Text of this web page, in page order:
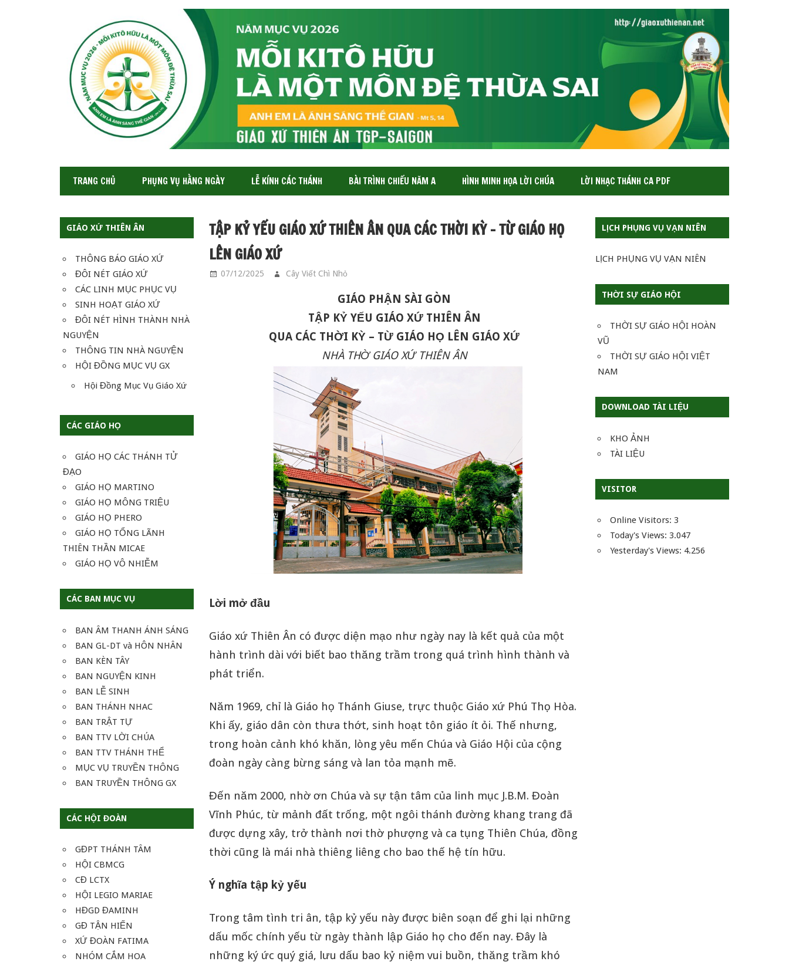
XỨ
THIÊN
ÂN-
SAIGON
TRANG CHỦ PHỤNG VỤ HẰNG NGÀY LỄ KÍNH CÁC THÁNH BÀI TRÌNH CHIẾU NĂM A HÌNH MINH HỌA LỜI CHÚA LỜI NHẠC THÁNH CA PDF
GIÁO XỨ THIÊN ÂN
THÔNG BÁO GIÁO XỨ
ĐÔI NÉT GIÁO XỨ
CÁC LINH MỤC PHỤC VỤ
SINH HOẠT GIÁO XỨ
ĐÔI NÉT HÌNH THÀNH NHÀ
NGUYỆN
THÔNG TIN NHÀ NGUYỆN
HỘI ĐỒNG MỤC VỤ GX
Hội Đồng Mục Vụ Giáo Xứ
CÁC GIÁO HỌ
GIÁO HỌ CÁC THÁNH TỬ
ĐẠO
GIÁO HỌ MARTINO
GIÁO HỌ MÔNG TRIỆU
GIÁO HỌ PHERO
GIÁO HỌ TỔNG LÃNH
THIÊN THẦN MICAE
GIÁO HỌ VÔ NHIỄM
CÁC BAN MỤC VỤ
BAN ÂM THANH ÁNH SÁNG
BAN GL-DT và HÔN NHÂN
BAN KÈN TÂY
BAN NGUYỆN KINH
BAN LỄ SINH
BAN THÁNH NHAC
BAN TRẬT TỰ
BAN TTV LỜI CHÚA
BAN TTV THÁNH THỂ
MỤC VỤ TRUYỀN THÔNG
BAN TRUYỀN THÔNG GX
CÁC HỘI ĐOÀN
GĐPT THÁNH TÂM
HỘI CBMCG
CĐ LCTX
HỘI LEGIO MARIAE
HĐGD ĐAMINH
GĐ TẬN HIẾN
XỨ ĐOÀN FATIMA
NHÓM CẮM HOA
TẬP KỶ YẾU GIÁO XỨ THIÊN ÂN QUA CÁC THỜI KỲ – TỪ GIÁO HỌ
LÊN GIÁO XỨ
07/12/2025 Cây Viết Chì Nhỏ
GIÁO PHẬN SÀI GÒN
TẬP KỶ YẾU GIÁO XỨ THIÊN ÂN
QUA CÁC THỜI KỲ – TỪ GIÁO HỌ LÊN GIÁO XỨ
NHÀ THỜ GIÁO XỨ THIÊN ÂN
Lời mở đầu
Giáo xứ Thiên Ân có được diện mạo như ngày nay là kết quả của một
hành trình dài với biết bao thăng trầm trong quá trình hình thành và
phát triển.
Năm 1969, chỉ là Giáo họ Thánh Giuse, trực thuộc Giáo xứ Phú Thọ Hòa.
Khi ấy, giáo dân còn thưa thớt, sinh hoạt tôn giáo ít ỏi. Thế nhưng,
trong hoàn cảnh khó khăn, lòng yêu mến Chúa và Giáo Hội của cộng
đoàn ngày càng bừng sáng và lan tỏa mạnh mẽ.
Đến năm 2000, nhờ ơn Chúa và sự tận tâm của linh mục J.B.M. Đoàn
Vĩnh Phúc, từ mảnh đất trống, một ngôi thánh đường khang trang đã
được dựng xây, trở thành nơi thờ phượng và ca tụng Thiên Chúa, đồng
thời cũng là mái nhà thiêng liêng cho bao thế hệ tín hữu.
Ý nghĩa tập kỷ yếu
Trong tâm tình tri ân, tập kỷ yếu này được biên soạn để ghi lại những
dấu mốc chính yếu từ ngày thành lập Giáo họ cho đến nay. Đây là
những ký ức quý giá, lưu dấu bao kỷ niệm vui buồn, thăng trầm khó
LỊCH PHỤNG VỤ VẠN NIÊN
LỊCH PHỤNG VỤ VẠN NIÊN
THỜI SỰ GIÁO HỘI
THỜI SỰ GIÁO HỘI HOÀN
VŨ
THỜI SỰ GIÁO HỘI VIỆT
NAM
DOWNLOAD TÀI LIỆU
KHO ẢNH
TÀI LIỆU
VISITOR
Online Visitors:3
Today's Views:3.047
Yesterday's Views: 4.256